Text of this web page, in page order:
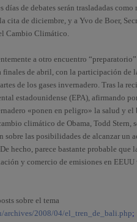
días de debates serán trasladadas
cita de diciembre, y a Yvo de Boer,
Cambio Climático.
a otro encuentro
finales de abril, con la participación de
de los gases invernadero. Tras la
estadounidense (EPA), afirmando
«ponen en peligro» la salud y
climático de Obama, Todd Stern,
sobre las posibilidades de alcanzar un
hecho, parece bastante probable que
y comercio de emisiones en EEUU
sobre el tema
archives/2008/04/el_tren_de_bali.php;